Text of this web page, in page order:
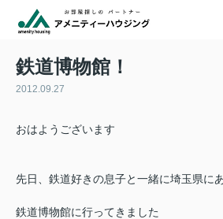
鉄道博物館！
2012.09.27
おはようございます
先日、鉄道好きの息子と一緒に埼玉県に
鉄道博物館に行ってきました